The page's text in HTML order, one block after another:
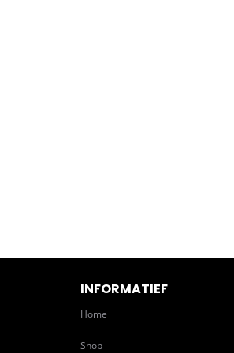
INFORMATIEF
Home
Shop